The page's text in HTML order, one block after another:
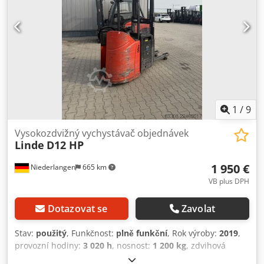
1 /9
Niederlangen 665 km
Vysokozdvižný vychystávač objednávek
Linde D12 HP
1 950 €
VB plus DPH
Dotazovat se Zavolat
Stav: použitý, Funkčnost: plně funkční, Rok výroby: 2019,
provozní hodiny: 3 020 h, nosnost: 1 200 kg, zdvihová
, volný zdvih:150 mm